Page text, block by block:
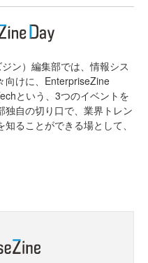
ン）編集部では、情報シス
向けに、EnterpriseZine
という、3つのイベントを
独自の切り口で、業界トレン
ることができる場として、